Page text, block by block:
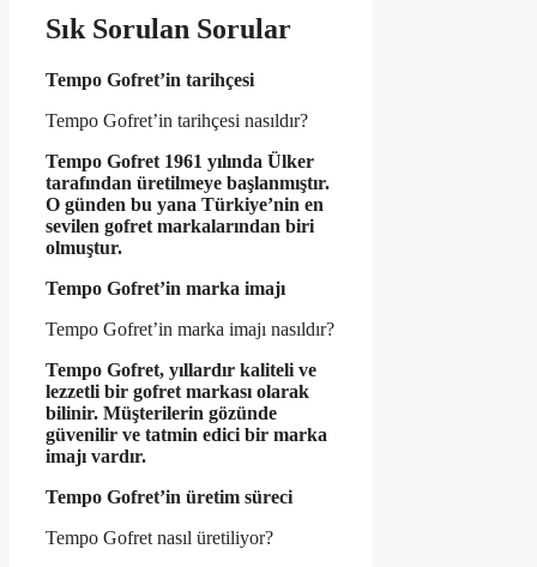
Sık Sorulan Sorular
Tempo Gofret’in tarihçesi
Tempo Gofret’in tarihçesi nasıldır?
Tempo Gofret 1961 yılında Ülker
tarafından üretilmeye başlanmıştır.
O günden bu yana Türkiye’nin en
sevilen gofret markalarından biri
olmuştur.
Tempo Gofret’in marka imajı
Tempo Gofret’in marka imajı nasıldır?
Tempo Gofret, yıllardır kaliteli ve
lezzetli bir gofret markası olarak
bilinir. Müşterilerin gözünde
güvenilir ve tatmin edici bir marka
imajı vardır.
Tempo Gofret’in üretim süreci
Tempo Gofret nasıl üretiliyor?